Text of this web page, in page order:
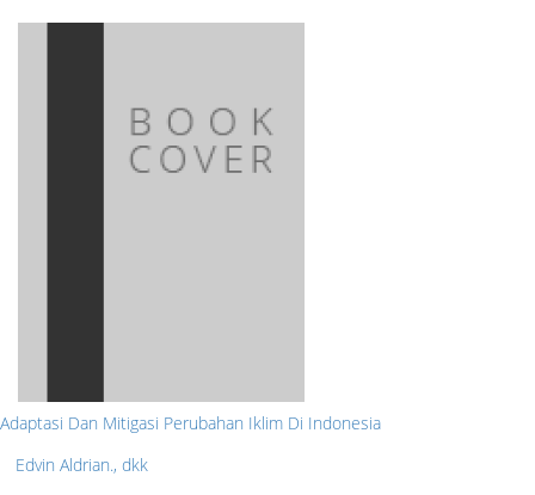
Adaptasi Dan Mitigasi Perubahan Iklim Di Indonesia
Edvin Aldrian., dkk